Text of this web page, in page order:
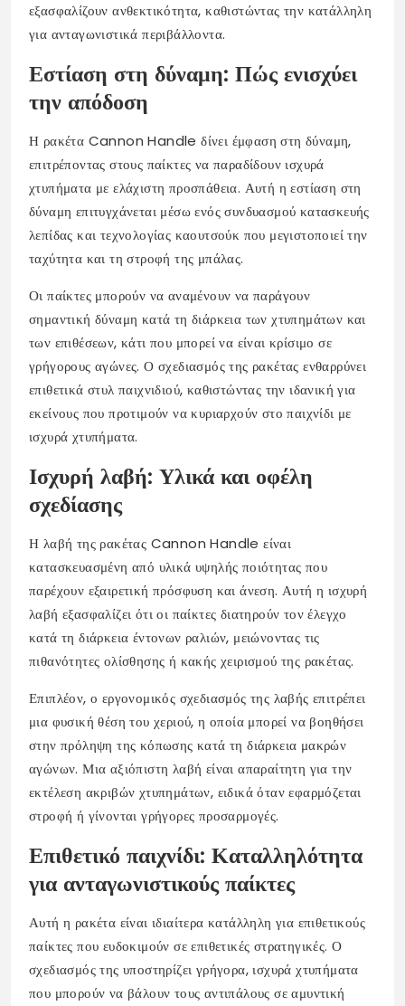
εξασφαλίζουν ανθεκτικότητα, καθιστώντας την κατάλληλη
για ανταγωνιστικά περιβάλλοντα.
Εστίαση στη δύναμη: Πώς ενισχύει
την απόδοση
Η ρακέτα Cannon Handle δίνει έμφαση στη δύναμη,
επιτρέποντας στους παίκτες να παραδίδουν ισχυρά
χτυπήματα με ελάχιστη προσπάθεια. Αυτή η εστίαση στη
δύναμη επιτυγχάνεται μέσω ενός συνδυασμού κατασκευής
λεπίδας και τεχνολογίας καουτσούκ που μεγιστοποιεί την
ταχύτητα και τη στροφή της μπάλας.
Οι παίκτες μπορούν να αναμένουν να παράγουν
σημαντική δύναμη κατά τη διάρκεια των χτυπημάτων και
των επιθέσεων, κάτι που μπορεί να είναι κρίσιμο σε
γρήγορους αγώνες. Ο σχεδιασμός της ρακέτας ενθαρρύνει
επιθετικά στυλ παιχνιδιού, καθιστώντας την ιδανική για
εκείνους που προτιμούν να κυριαρχούν στο παιχνίδι με
ισχυρά χτυπήματα.
Ισχυρή λαβή: Υλικά και οφέλη
σχεδίασης
Η λαβή της ρακέτας Cannon Handle είναι
κατασκευασμένη από υλικά υψηλής ποιότητας που
παρέχουν εξαιρετική πρόσφυση και άνεση. Αυτή η ισχυρή
λαβή εξασφαλίζει ότι οι παίκτες διατηρούν τον έλεγχο
κατά τη διάρκεια έντονων ραλιών, μειώνοντας τις
πιθανότητες ολίσθησης ή κακής χειρισμού της ρακέτας.
Επιπλέον, ο εργονομικός σχεδιασμός της λαβής επιτρέπει
μια φυσική θέση του χεριού, η οποία μπορεί να βοηθήσει
στην πρόληψη της κόπωσης κατά τη διάρκεια μακρών
αγώνων. Μια αξιόπιστη λαβή είναι απαραίτητη για την
εκτέλεση ακριβών χτυπημάτων, ειδικά όταν εφαρμόζεται
στροφή ή γίνονται γρήγορες προσαρμογές.
Επιθετικό παιχνίδι: Καταλληλότητα
για ανταγωνιστικούς παίκτες
Αυτή η ρακέτα είναι ιδιαίτερα κατάλληλη για επιθετικούς
παίκτες που ευδοκιμούν σε επιθετικές στρατηγικές. Ο
σχεδιασμός της υποστηρίζει γρήγορα, ισχυρά χτυπήματα
που μπορούν να βάλουν τους αντιπάλους σε αμυντική